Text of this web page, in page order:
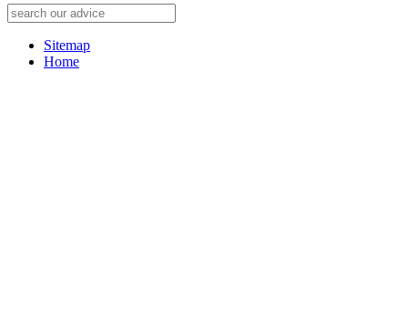
Sitemap
Home